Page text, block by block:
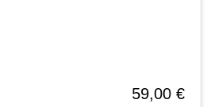
59,00 €